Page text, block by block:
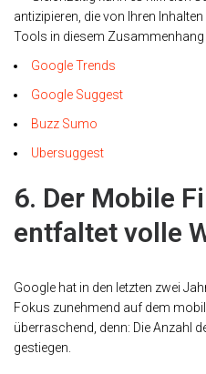
antizipieren, die von Ihren
Tools in diesem Zusammenhang
Google Trends
Google Suggest
Buzz Sumo
Ubersuggest
6. Der Mobile
entfaltet volle
Google hat in den letzten zwei
Fokus zunehmend auf dem
überraschend, denn: Die Anzahl
gestiegen.